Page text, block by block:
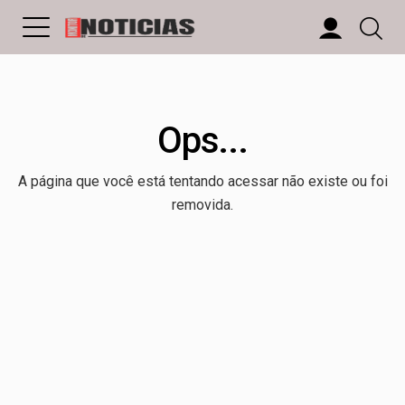
Ops...
A página que você está tentando acessar não existe ou foi
removida.